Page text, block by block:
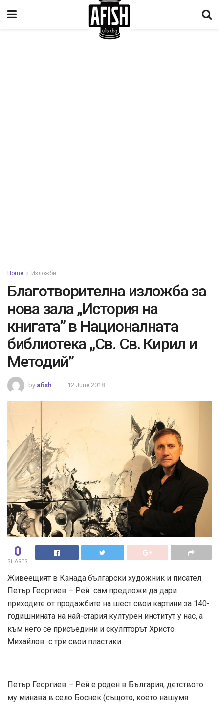
Home Изложби
Благотворителна изложба за
нова зала „История на
книгата” в Националната
библиотека „Св. Св. Кирил и
Методий”
by afish 12 June 2018
0
SHARES
Живеещият в Канада български художник и писател
Петър Георгиев – Рей сам предложи да дари
приходите от продажбите на шест свои картини за 140-
годишнината на най-стария културен институт у нас, а
към него се присъедини и скулпторът Христо
Михайлов с три свои пластики.
Петър Георгиев – Рей е роден в България, детството
му минава в село Боснек (същото, което нашумя